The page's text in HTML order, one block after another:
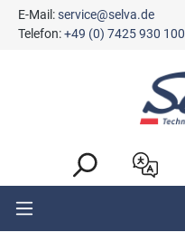
springen
E-Mail:service@selva.de
Telefon:+49 (0) 7425 930 100